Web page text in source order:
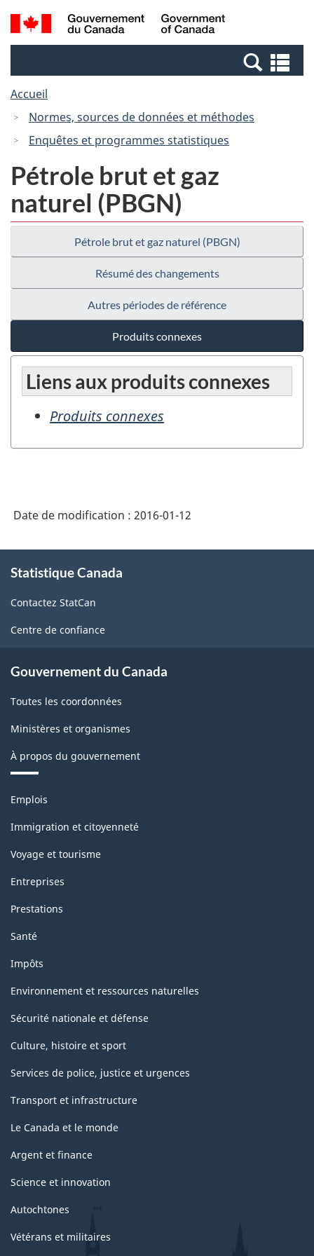
Passer
au
Passer
à
Canada
Recherche
et
et
Accueil
Normes, sources de données et méthodes
Enquêtes et programmes statistiques
Pétrole brut et gaz
naturel (PBGN)
Pétrole brut et gaz naturel (PBGN)
Résumé des changements
Autres périodes de référence
Produits connexes
Liens aux produits connexes
Produits connexes
Date de modification : 2016-01-12
propos
ce
site
Statistique Canada
Contactez StatCan
Centre de confiance
Gouvernement du Canada
Toutes les coordonnées
Ministères et organismes
À propos du gouvernement
Thèmes
sujets
Emplois
Immigration et citoyenneté
Voyage et tourisme
Entreprises
Prestations
Santé
Impôts
Environnement et ressources naturelles
Sécurité nationale et défense
Culture, histoire et sport
Services de police, justice et urgences
Transport et infrastructure
Le Canada et le monde
Argent et finance
Science et innovation
Autochtones
Vétérans et militaires